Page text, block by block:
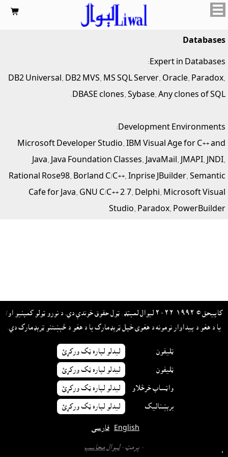

Databases
Expert in Databases:
DB2 Universal, DB2 MVS, MS SQL Server, Oracle, Paradox,
DBASE clones, Sybase, Any clones of SQL.
Development Environments:
Microsoft Developer Studio, IBM Visual Age for C++ and
Java, Java Foundation Classes, JavaMail, JMAPI, JNDI,
Rational Rose98, Borland C/C++, Inprise JBuilder, Semantic
Cafe for Java, GNU C/C++ 2.7, Delphi, Microsoft Visual
Studio, Paradox, PowerBuilder
کاپيحق © ١٩٩٢-٢٠٢٦ لېوال لمېټډ. ټول حقوق خوندې دي. د نورو ټولو کمپنيو او/
يا د هغو د پيداوار نومونه د هغوى خپل ټرېډمارک يا د هغو د څېښتنو ټرېډمارک دي.
ټليفون ليدلو لپاره ټک ورکړئ
ټليفون ليدلو لپاره ټک ورکړئ
واټساپ خرڅلاو ليدلو لپاره ټک ورکړئ
برېښناليک ليدلو لپاره ټک ورکړئ
English فارسی
- پرمټ -لېوال محاسب